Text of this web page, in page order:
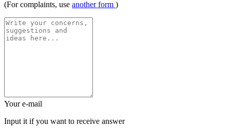
(For complaints, use another form )
Your e-mail
Input it if you want to receive answer